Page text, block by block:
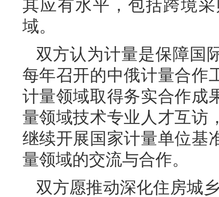
其应有水平，包括跨境
域。
双方认为计量是保障国
每年召开的中俄计量合作
计量领域取得务实合作成
量领域技术专业人才互访
继续开展国家计量单位基
量领域的交流与合作。
双方愿推动深化住房城